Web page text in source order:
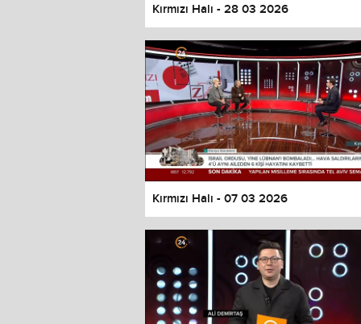
Kırmızı Halı - 28 03 2026
Kırmızı Halı - 07 03 2026